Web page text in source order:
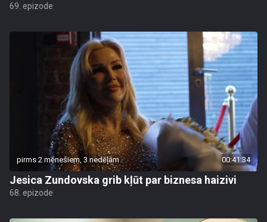
69. epizode
pirms 2 mēnešiem, 3 nedēļām 00:41:34
Jesica Zundovska grib kļūt par biznesa haizivi
68. epizode